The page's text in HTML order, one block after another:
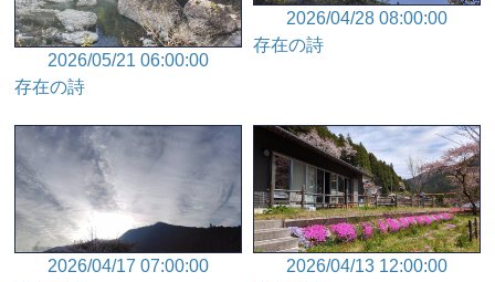
2026/05/21 06:00:00
存在の詩
2026/04/28 08:00:00
存在の詩
2026/04/17 07:00:00
2026/04/13 12:00:00